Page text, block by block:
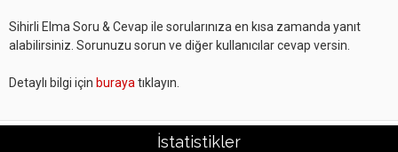
Sihirli Elma Soru & Cevap ile sorularınıza en kısa zamanda yanıt
alabilirsiniz. Sorunuzu sorun ve diğer kullanıcılar cevap versin.
Detaylı bilgi için buraya tıklayın.
İstatistikler